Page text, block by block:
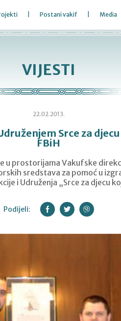
Postani vakif Media
VIJESTI
22.02.2013.
Srce za
FBiH
u prostorijama Vakufske
sredstava za pomoć u
i Udruženja „Srce za djecu
Podijeli: